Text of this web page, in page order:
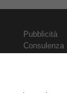
Pubblicità
Consulenza